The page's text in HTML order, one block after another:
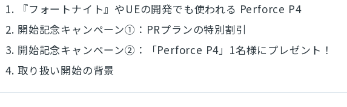
1.
『フォートナイト』やUEの開発でも使われる Perforce P4
2. 開始記念キャンペーン①：PRプランの特別割引
3. 開始記念キャンペーン②：「Perforce P4」1名様にプレゼント！
4. 取り扱い開始の背景